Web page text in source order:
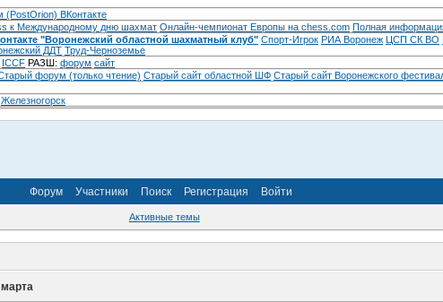
(PostOrion) ВКонтакте
к Международному дню шахмат Онлайн-чемпионат Европы на chess.com Полная
"Воронежский областной шахматный клуб" Спорт-Игрок РИА Воронеж ЦСП СК ВО
ДДТ Труд-Черноземье
ICCF РАЗШ: форум сайт
форум (только чтение) Старый сайт областной ШФ Старый сайт Воронежского
Железногорск
Форум Участники Поиск Регистрация Войти
Активные темы